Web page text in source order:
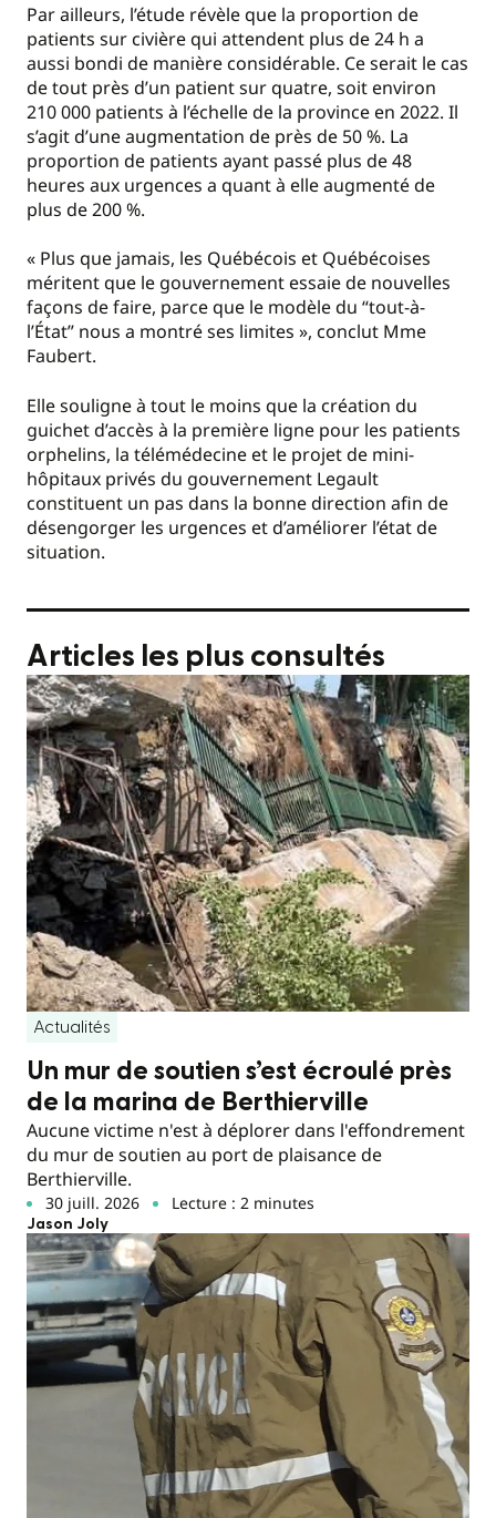
Par ailleurs, l’étude révèle que la proportion de
patients sur civière qui attendent plus de 24 h a
aussi bondi de manière considérable. Ce serait le cas
de tout près d’un patient sur quatre, soit environ
210 000 patients à l’échelle de la province en 2022. Il
s’agit d’une augmentation de près de 50 %. La
proportion de patients ayant passé plus de 48
heures aux urgences a quant à elle augmenté de
plus de 200 %.
« Plus que jamais, les Québécois et Québécoises
méritent que le gouvernement essaie de nouvelles
façons de faire, parce que le modèle du “tout-à-
l’État” nous a montré ses limites », conclut Mme
Faubert.
Elle souligne à tout le moins que la création du
guichet d’accès à la première ligne pour les patients
orphelins, la télémédecine et le projet de mini-
hôpitaux privés du gouvernement Legault
constituent un pas dans la bonne direction afin de
désengorger les urgences et d’améliorer l’état de
situation.
Articles les plus consultés
Actualités
Un mur de soutien s’est écroulé près
de la marina de Berthierville
Aucune victime n'est à déplorer dans l'effondrement
du mur de soutien au port de plaisance de
Berthierville.
30 juill. 2026 Lecture : 2 minutes
Jason Joly